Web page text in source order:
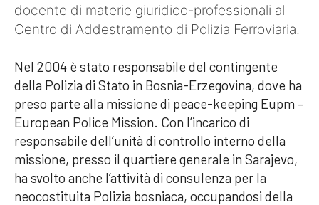
docente di materie giuridico-professionali al
Centro di Addestramento di Polizia Ferroviaria.
Nel 2004 è stato responsabile del contingente
della Polizia di Stato in Bosnia-Erzegovina, dove ha
preso parte alla missione di peace-keeping Eupm –
European Police Mission. Con l’incarico di
responsabile dell’unità di controllo interno della
missione, presso il quartiere generale in Sarajevo,
ha svolto anche l’attività di consulenza per la
neocostituita Polizia bosniaca, occupandosi della